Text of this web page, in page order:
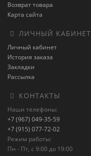
Возврат товара
Карта сайта
ЛИЧНЫЙ КАБИНЕТ
Личный кабинет
История заказа
Закладки
Рассылка
КОНТАКТЫ
Наши телефоны:
+7 (967) 049-35-59
+7 (915) 077-72-02
Режим работы:
Пн - Пт, с 9:00 до 19:00